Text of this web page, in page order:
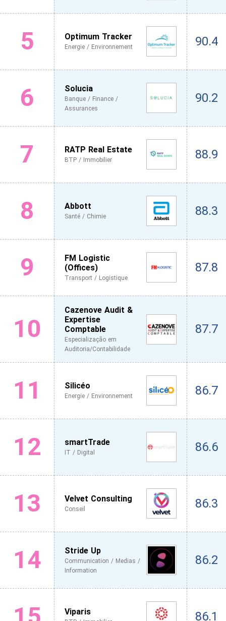
5 Optimum Tracker
Energie / Environnement 90.4
6 Solucia
Banque / Finance /
Assurances
90.2
7 RATP Real Estate
BTP / Immobilier 88.9
8 Abbott
Santé / Chimie 88.3
9
FM Logistic
(Offices)
Transport / Logistique
87.8
10
Cazenove Audit &
Expertise
Comptable
Especialização em
Auditoria/Contabilidade
87.7
11 Silicéo
Energie / Environnement 86.7
12 smartTrade
IT / Digital 86.6
13 Velvet Consulting
Conseil 86.3
14 Stride Up
Communication / Medias /
Information
86.2
Viparis 86.1